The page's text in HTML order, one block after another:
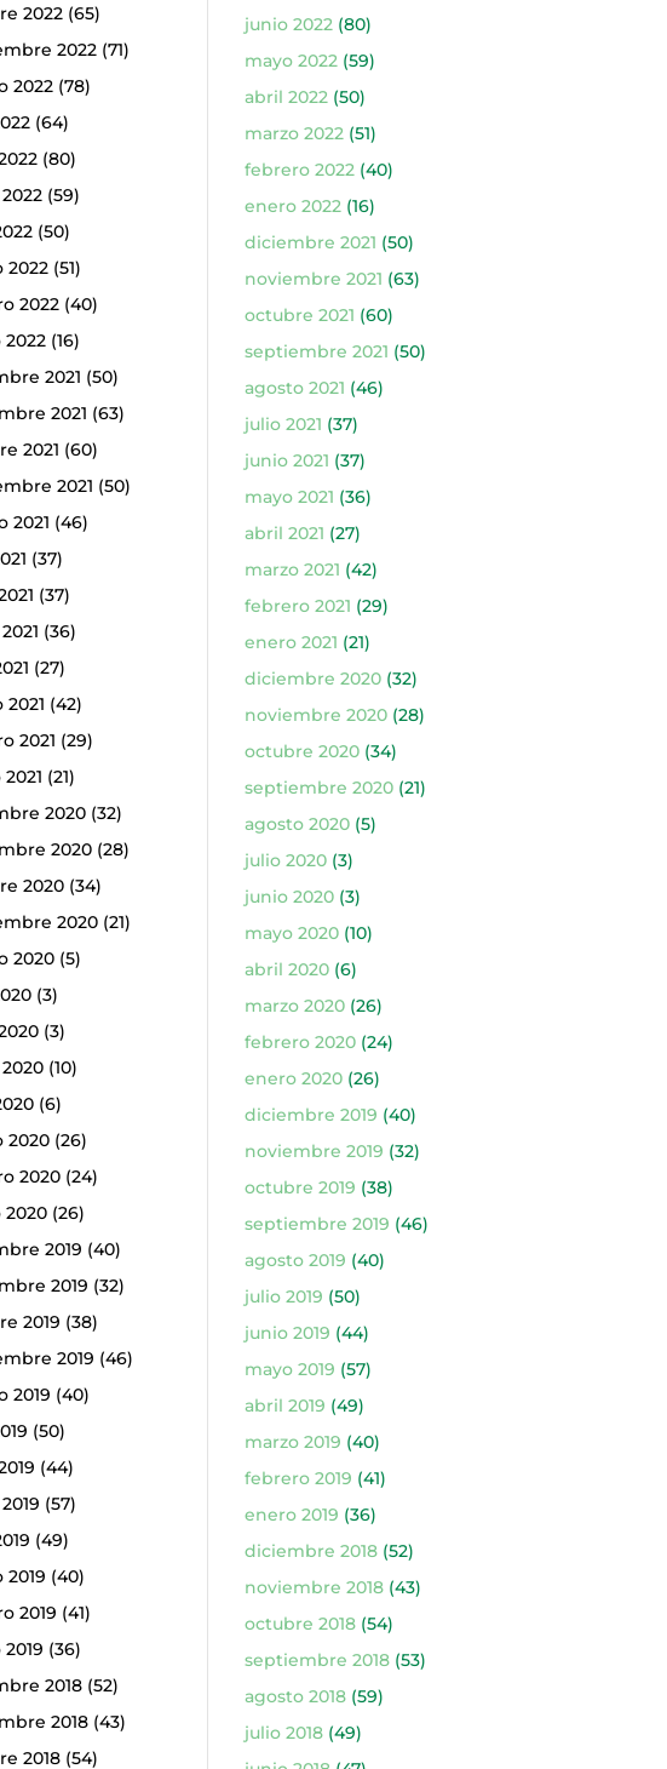
2022 (65)
2022 (71)
2022 (78)
(64)
(80)
(59)
(50)
2022 (51)
2022 (40)
(16)
2021 (50)
2021 (63)
2021 (60)
2021 (50)
2021 (46)
(37)
(37)
(36)
(27)
2021 (42)
2021 (29)
(21)
2020 (32)
2020 (28)
2020 (34)
2020 (21)
2020 (5)
(3)
(3)
(10)
(6)
2020 (26)
2020 (24)
(26)
2019 (40)
2019 (32)
2019 (38)
2019 (46)
2019 (40)
(50)
(44)
(57)
(49)
2019 (40)
2019 (41)
(36)
2018 (52)
2018 (43)
2018 (54)
junio 2022(80)
mayo 2022(59)
abril 2022(50)
marzo 2022(51)
febrero 2022(40)
enero 2022(16)
diciembre 2021 (50)
noviembre 2021 (63)
octubre 2021 (60)
septiembre 2021 (50)
agosto 2021 (46)
julio 2021 (37)
junio 2021 (37)
mayo 2021 (36)
abril 2021 (27)
marzo 2021 (42)
febrero 2021 (29)
enero 2021 (21)
diciembre 2020(32)
noviembre 2020(28)
octubre 2020(34)
septiembre 2020(21)
agosto 2020(5)
julio 2020(3)
junio 2020(3)
mayo 2020(10)
abril 2020(6)
marzo 2020(26)
febrero 2020(24)
enero 2020(26)
diciembre 2019 (40)
noviembre 2019 (32)
octubre 2019 (38)
septiembre 2019 (46)
agosto 2019 (40)
julio 2019 (50)
junio 2019 (44)
mayo 2019 (57)
abril 2019 (49)
marzo 2019 (40)
febrero 2019 (41)
enero 2019 (36)
diciembre 2018(52)
noviembre 2018(43)
octubre 2018(54)
septiembre 2018(53)
agosto 2018(59)
julio 2018(49)